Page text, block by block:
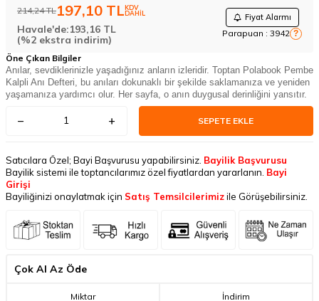
214,24TL197,10 TLKDV
DAHİL Fiyat Alarmı
Parapuan : 3942 ?
Havale'de:193,16 TL
(%2 ekstra indirim)
Öne Çıkan Bilgiler
Anılar, sevdiklerinizle yaşadığınız anların izleridir. Toptan Polabook Pembe
Kalpli Anı Defteri, bu anıları dokunaklı bir şekilde saklamanıza ve yeniden
yaşamanıza yardımcı olur. Her sayfa, o anın duygusal derinliğini yansıtır.
SEPETE EKLE
Satıcılara Özel; Bayi Başvurusu yapabilirsiniz. Bayilik Başvurusu
Bayilik sistemi ile toptancılarımız özel fiyatlardan yararlanın. Bayi
Girişi
Bayiliğinizi onaylatmak için Satış Temsilcilerimizile Görüşebilirsiniz.
Çok Al Az Öde
Miktar İndirim